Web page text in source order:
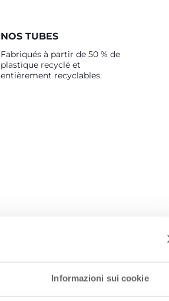
Informazioni sui cookie
NOS TUBES
Fabriqués à partir de 50 % de
plastique recyclé et
entièrement recyclables.